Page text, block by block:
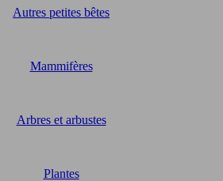
Autres petites bêtes
Mammifères
Arbres et arbustes
Plantes